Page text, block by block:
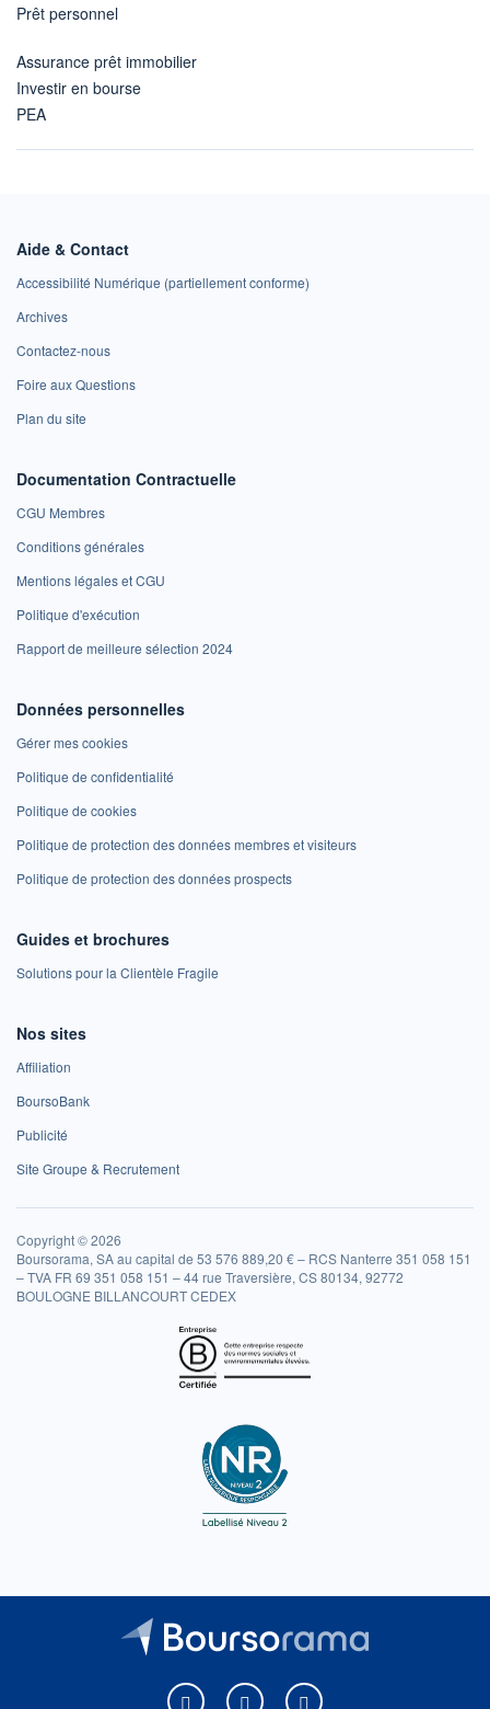
Prêt personnel
Assurance prêt immobilier
Investir en bourse
PEA
Aide & Contact
Accessibilité Numérique (partiellement conforme)
Archives
Contactez-nous
Foire aux Questions
Plan du site
Documentation Contractuelle
CGU Membres
Conditions générales
Mentions légales et CGU
Politique d'exécution
Rapport de meilleure sélection 2024
Données personnelles
Gérer mes cookies
Politique de confidentialité
Politique de cookies
Politique de protection des données membres et visiteurs
Politique de protection des données prospects
Guides et brochures
Solutions pour la Clientèle Fragile
Nos sites
Affiliation
BoursoBank
Publicité
Site Groupe & Recrutement
Copyright © 2026
Boursorama, SA au capital de 53 576 889,20 € – RCS Nanterre 351 058 151
– TVA FR 69 351 058 151 – 44 rue Traversière, CS 80134, 92772
BOULOGNE BILLANCOURT CEDEX
Boursorama sur Facebook
Boursorama sur XBoursorama sur